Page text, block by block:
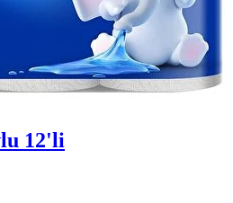
12'li